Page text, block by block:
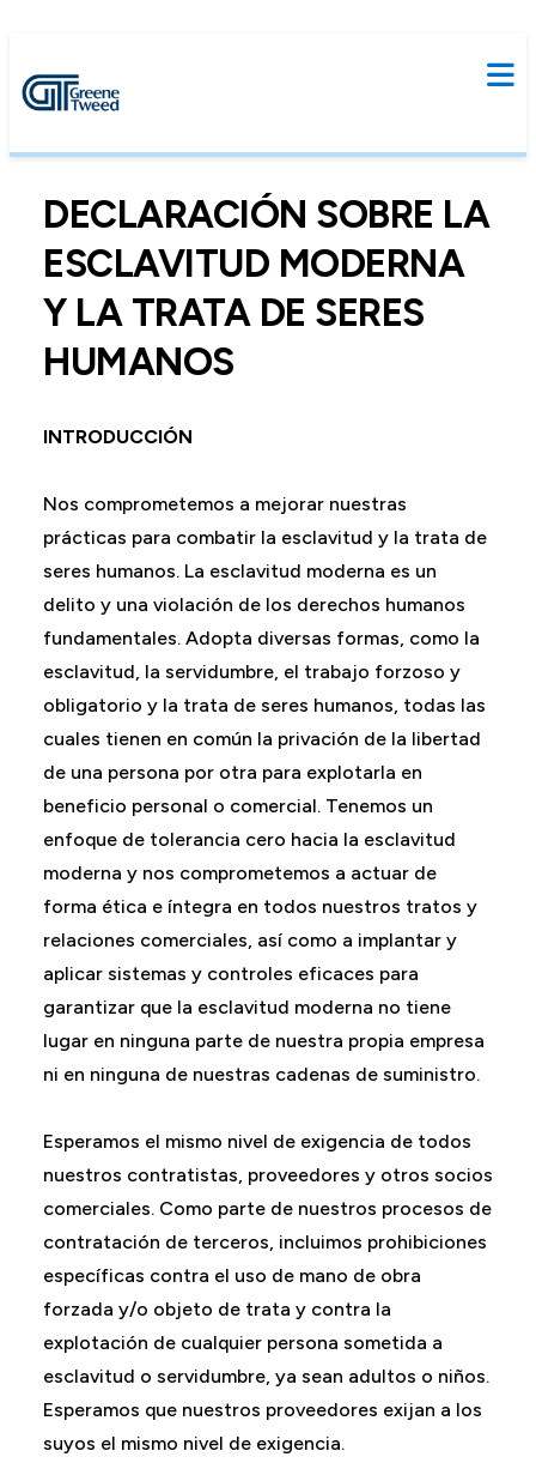
DECLARACIÓN SOBRE LA
ESCLAVITUD MODERNA
Y LA TRATA DE SERES
HUMANOS
INTRODUCCIÓN
Nos comprometemos a mejorar nuestras
prácticas para combatir la esclavitud y la trata de
seres humanos. La esclavitud moderna es un
delito y una violación de los derechos humanos
fundamentales. Adopta diversas formas, como la
esclavitud, la servidumbre, el trabajo forzoso y
obligatorio y la trata de seres humanos, todas las
cuales tienen en común la privación de la libertad
de una persona por otra para explotarla en
beneficio personal o comercial. Tenemos un
enfoque de tolerancia cero hacia la esclavitud
moderna y nos comprometemos a actuar de
forma ética e íntegra en todos nuestros tratos y
relaciones comerciales, así como a implantar y
aplicar sistemas y controles eficaces para
garantizar que la esclavitud moderna no tiene
lugar en ninguna parte de nuestra propia empresa
ni en ninguna de nuestras cadenas de suministro.
Esperamos el mismo nivel de exigencia de todos
nuestros contratistas, proveedores y otros socios
comerciales. Como parte de nuestros procesos de
contratación de terceros, incluimos prohibiciones
específicas contra el uso de mano de obra
forzada y/o objeto de trata y contra la
explotación de cualquier persona sometida a
esclavitud o servidumbre, ya sean adultos o niños.
Esperamos que nuestros proveedores exijan a los
suyos el mismo nivel de exigencia.